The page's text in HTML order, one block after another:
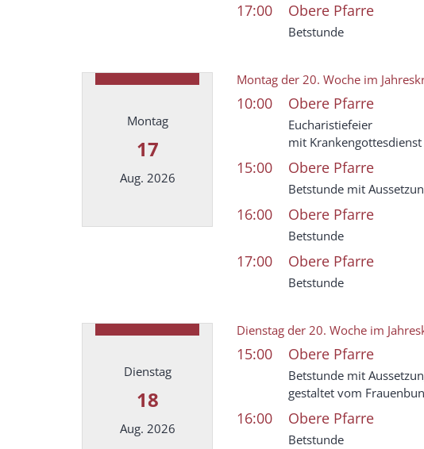
17:00 Obere Pfarre
Betstunde
Montag
17
Aug. 2026
Montag der 20. Woche im
10:00 Obere Pfarre
Eucharistiefeier
mit
15:00 Obere Pfarre
Betstunde mit
16:00 Obere Pfarre
Betstunde
17:00 Obere Pfarre
Betstunde
Dienstag
18
Aug. 2026
Dienstag der 20. Woche im
15:00 Obere Pfarre
Betstunde mit
gestaltet vom
16:00 Obere Pfarre
Betstunde